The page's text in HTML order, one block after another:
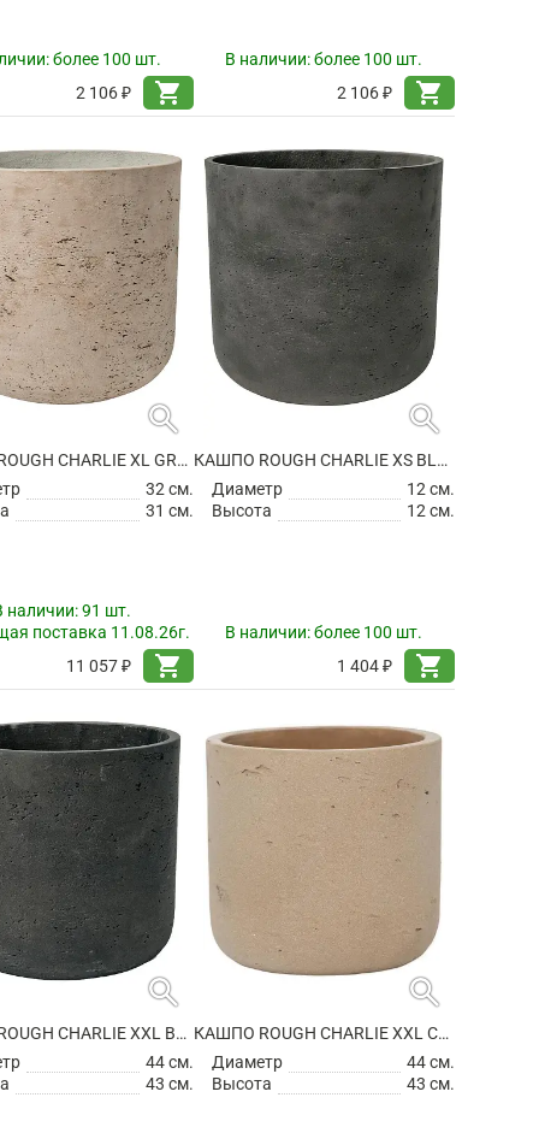
более 100 шт.
2 106 ₽
shopping_cart
В наличии:более 100 шт.
2 106 ₽
shopping_cart
search
КАШПО ROUGH CHARLIE XL GREY WASHED
32 см.
31 см.
наличии:91 шт.
поставка 11.08.26г.
11 057 ₽
shopping_cart
search
КАШПО ROUGH CHARLIE XS BLACK WASHED
Диаметр
12 см.
Высота
12 см.
В наличии:более 100 шт.
1 404 ₽
shopping_cart
search
КАШПО ROUGH CHARLIE XXL BLACK WASHED
44 см.
43 см.
search
КАШПО ROUGH CHARLIE XXL CLAY WASHED
Диаметр
44 см.
Высота
43 см.